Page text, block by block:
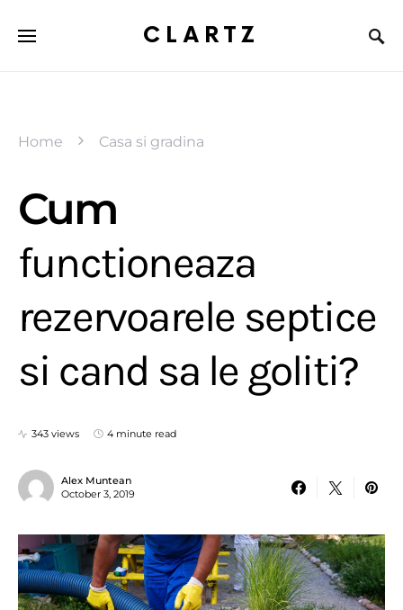
CLARTZ
Home Casa si gradina
Cum
functioneaza
rezervoarele septice
si cand sa le goliti?
343 views 4 minute read
Alex Muntean
October 3, 2019